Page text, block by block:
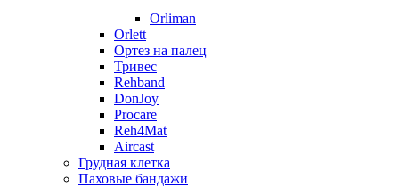
Orliman
Orlett
Ортез на палец
Тривес
Rehband
DonJoy
Procare
Reh4Mat
Aircast
Грудная клетка
Паховые бандажи